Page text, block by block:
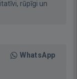
rūpīgi un
WhatsApp